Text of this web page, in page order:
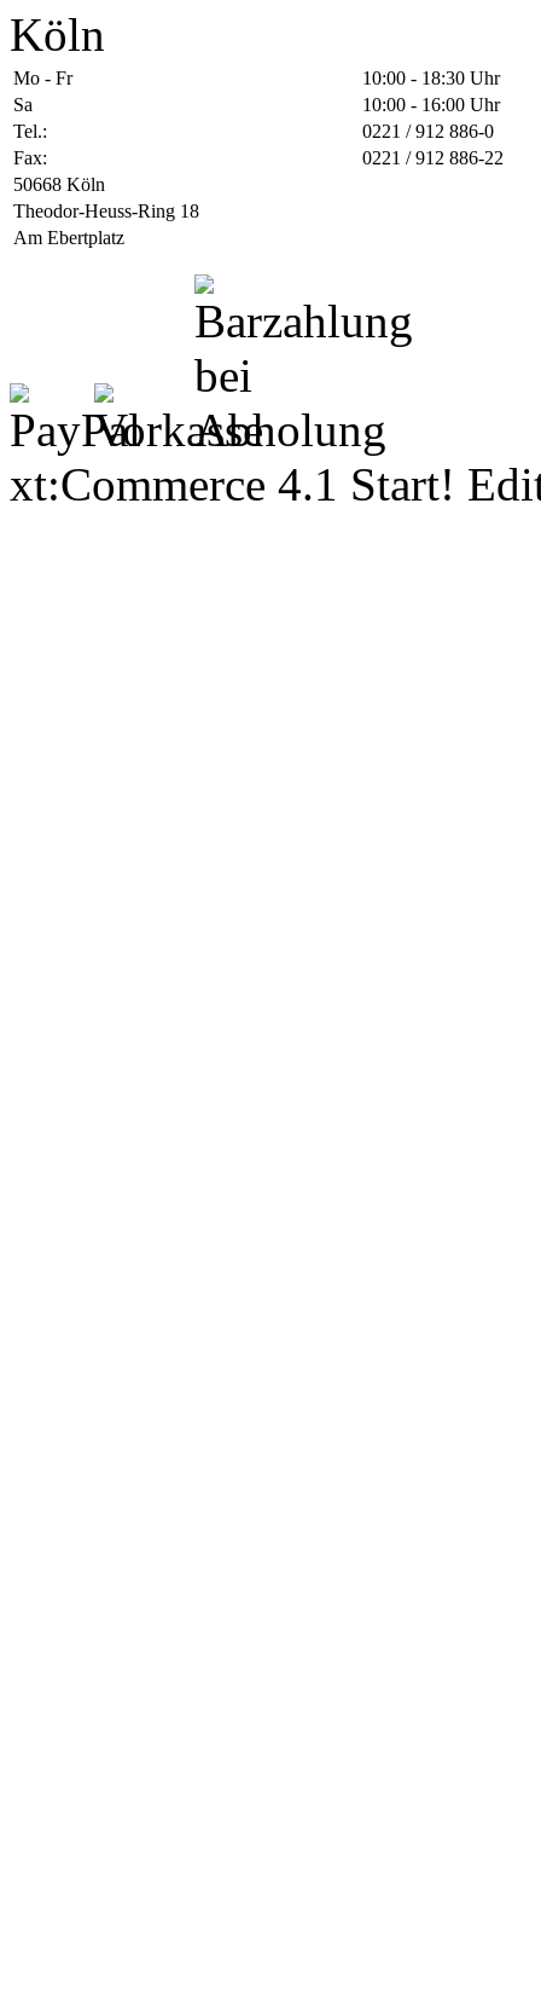
Köln
Mo - Fr
10:00 - 18:30 Uhr
Sa
10:00 - 16:00 Uhr
Tel.:
0221 / 912 886-0
Fax:
0221 / 912 886-22
50668 Köln
Theodor-Heuss-Ring 18
Am Ebertplatz
xt:Commerce 4.1 Start!